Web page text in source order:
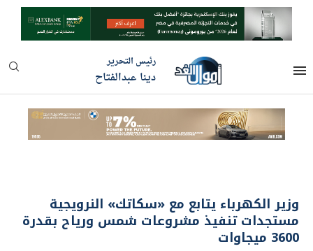
رئيس التحرير
دينا عبدالفتاح
وزير الكهرباء يتابع مع «سكاتك» النرويجية
مستجدات تنفيذ مشروعات شمس ورياح بقدرة
3600 ميجاوات